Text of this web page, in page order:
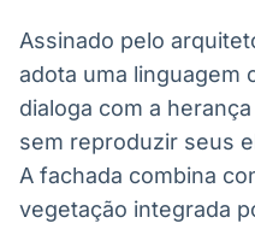
Soluções de
Tecnologia
Assinado pelo
adota uma linguagem
dialoga com a
sem reproduzir seus
A fachada combina
vegetação integrada